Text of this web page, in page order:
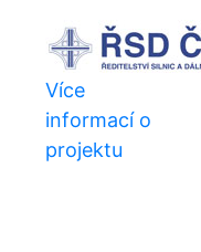
Více
informací o
projektu